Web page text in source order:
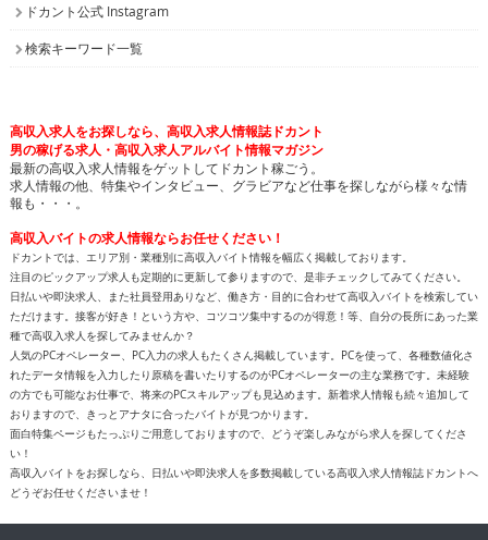
ドカント公式 Instagram
検索キーワード一覧
高収入求人をお探しなら、高収入求人情報誌ドカント
男の稼げる求人・高収入求人アルバイト情報マガジン
最新の高収入求人情報をゲットしてドカント稼ごう。
求人情報の他、特集やインタビュー、グラビアなど仕事を探しながら様々な情
報も・・・。
高収入バイトの求人情報ならお任せください！
ドカントでは、エリア別・業種別に高収入バイト情報を幅広く掲載しております。
注目のピックアップ求人も定期的に更新して参りますので、是非チェックしてみてください。
日払いや即決求人、また社員登用ありなど、働き方・目的に合わせて高収入バイトを検索してい
ただけます。接客が好き！という方や、コツコツ集中するのが得意！等、自分の長所にあった業
種で高収入求人を探してみませんか？
人気のPCオペレーター、PC入力の求人もたくさん掲載しています。PCを使って、各種数値化さ
れたデータ情報を入力したり原稿を書いたりするのがPCオペレーターの主な業務です。未経験
の方でも可能なお仕事で、将来のPCスキルアップも見込めます。新着求人情報も続々追加して
おりますので、きっとアナタに合ったバイトが見つかります。
面白特集ページもたっぷりご用意しておりますので、どうぞ楽しみながら求人を探してくださ
い！
高収入バイトをお探しなら、日払いや即決求人を多数掲載している高収入求人情報誌ドカントへ
どうぞお任せくださいませ！